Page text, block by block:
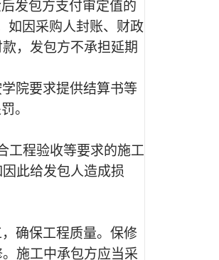
发包方支付审定值的
如因采购人封账、财政
，发包方不承担延期
院要求提供结算书等
。
工程验收等要求的施工
此给发包人造成损
确保工程质量。保修
施工中承包方应当采